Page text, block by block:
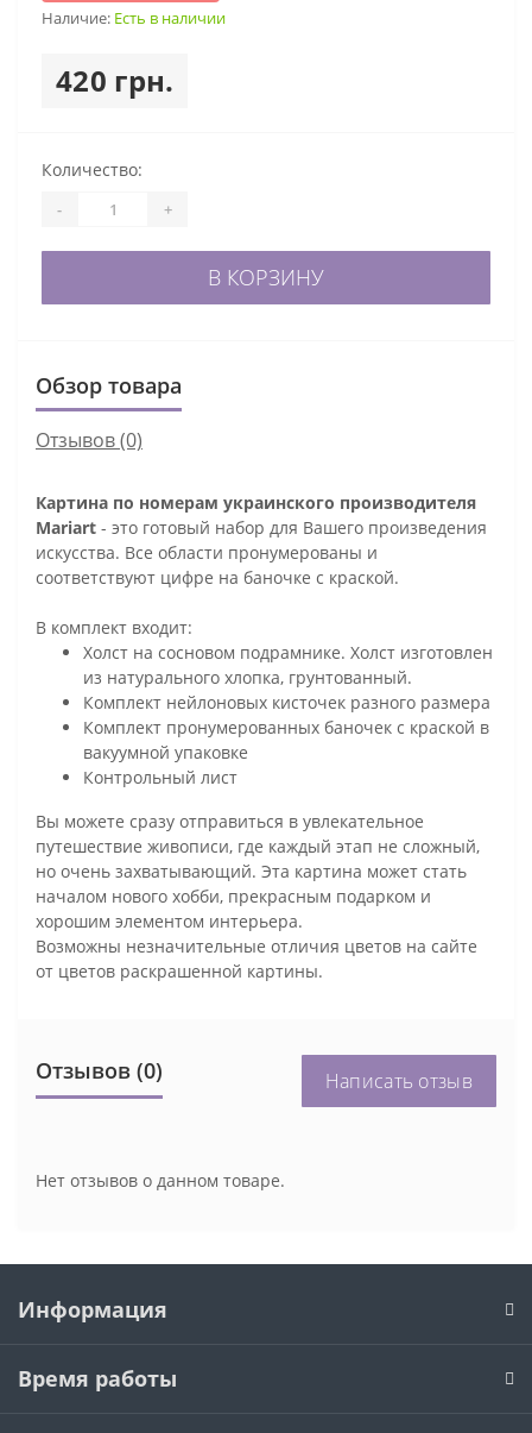
Наличие: Есть в наличии
420 грн.
Количество:
- +
В КОРЗИНУ
Обзор товара
Отзывов (0)
Картина по номерам украинского производителя
Mariart - это готовый набор для Вашего произведения
искусства. Все области пронумерованы и
соответствуют цифре на баночке с краской.
В комплект входит:
Холст на сосновом подрамнике. Холст изготовлен
из натурального хлопка, грунтованный.
Комплект нейлоновых кисточек разного размера
Комплект пронумерованных баночек с краской в
вакуумной упаковке
Контрольный лист
Вы можете сразу отправиться в увлекательное
путешествие живописи, где каждый этап не сложный,
но очень захватывающий. Эта картина может стать
началом нового хобби, прекрасным подарком и
хорошим элементом интерьера.
Возможны незначительные отличия цветов на сайте
от цветов раскрашенной картины.
Отзывов (0) Написать отзыв
Нет отзывов о данном товаре.
Информация
Время работы